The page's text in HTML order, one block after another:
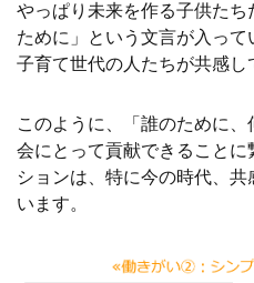
やっぱり未来を作る子供た
ために」という文言が入っ
子育て世代の人たちが共感し
このように、「誰のために
会にとって貢献できること
ションは、特に今の時代、
います。